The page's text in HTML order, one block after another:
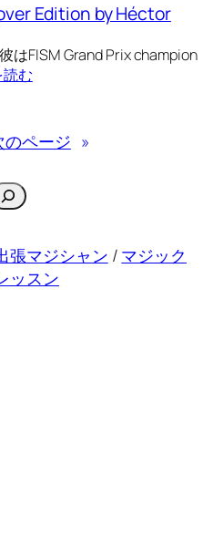
Edition by Héctor
はFISM Grand Prix champion
む
のページ »
張マジシャン /マジック
ッスン